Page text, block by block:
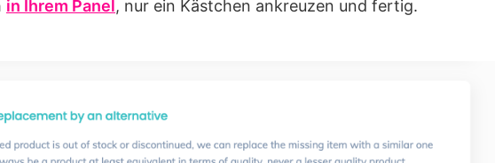
in Ihrem Panel, nur ein Kästchen ankreuzen und fertig.